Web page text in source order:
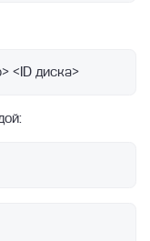
данных по
данных
provider Linx
<ID диска>